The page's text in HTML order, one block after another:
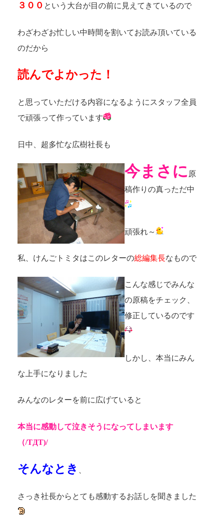
３００ という大台が目の前に見えてきているので
わざわざお忙しい中時間を割いてお読み頂いている
のだから
読んでよかった！
と思っていただける内容になるようにスタッフ全員
で頑張って作っています
日中、超多忙な広樹社長も
今まさに 原
稿作りの真っただ中
頑張れ～
私、けんごトミタはこのレターの総編集長なもので
こんな感じでみんな
の原稿をチェック、
修正しているのです
しかし、本当にみん
な上手になりました
みんなのレターを前に広げていると
本当に感動して泣きそうになってしまいます
（/TДT)/
そんなとき
さっき社長からとても感動するお話しを聞きました